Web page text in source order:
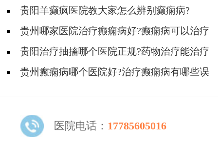
要症状有哪些?
贵阳羊癫疯医院教大家怎么辨别癫痫病?
贵州哪家医院治疗癫痫病好?癫痫病可以治疗
好吗?贵阳治疗抽搐哪个医院正规?药物治疗能治疗
好癫痫吗?
贵州癫痫病哪个医院好?治疗癫痫病有哪些误
医院电话： 17785605016